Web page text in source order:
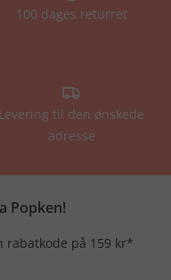
100 dages returret
Levering til den ønskede
adresse
Popken!
rabatkode på 159 kr*